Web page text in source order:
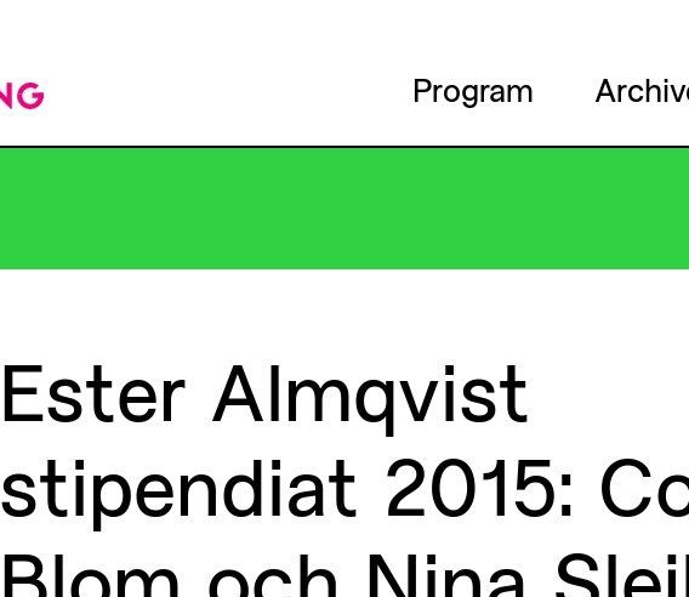
Program
Ester Almqvist
stipendiat 2015: